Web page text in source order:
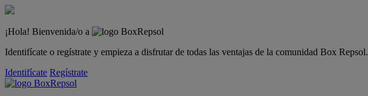
¡Hola! Bienvenida/o a
Identifícate o regístrate y empieza a disfrutar de todas las ventajas de la comunidad Box Repsol.
Identifícate Regístrate